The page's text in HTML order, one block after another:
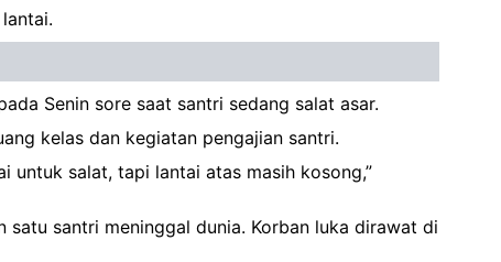
Senin sore saat santri sedang salat asar.
kelas dan kegiatan pengajian santri.
untuk salat, tapi lantai atas masih kosong,”
santri meninggal dunia. Korban luka dirawat di